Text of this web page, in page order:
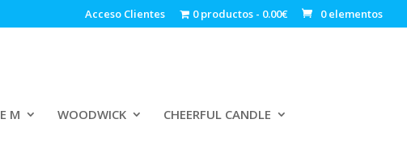
Acceso Clientes 0 productos 0.00€ 0 elementos
M WOODWICK
CHEERFUL CANDLE